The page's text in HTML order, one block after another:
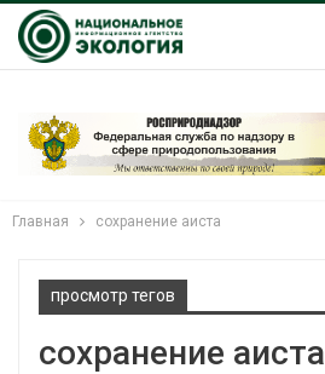
Главная сохранение аиста
просмотр тегов
сохранение аиста